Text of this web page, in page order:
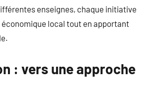
enseignes, chaque initiative
local tout en apportant
: vers une approche